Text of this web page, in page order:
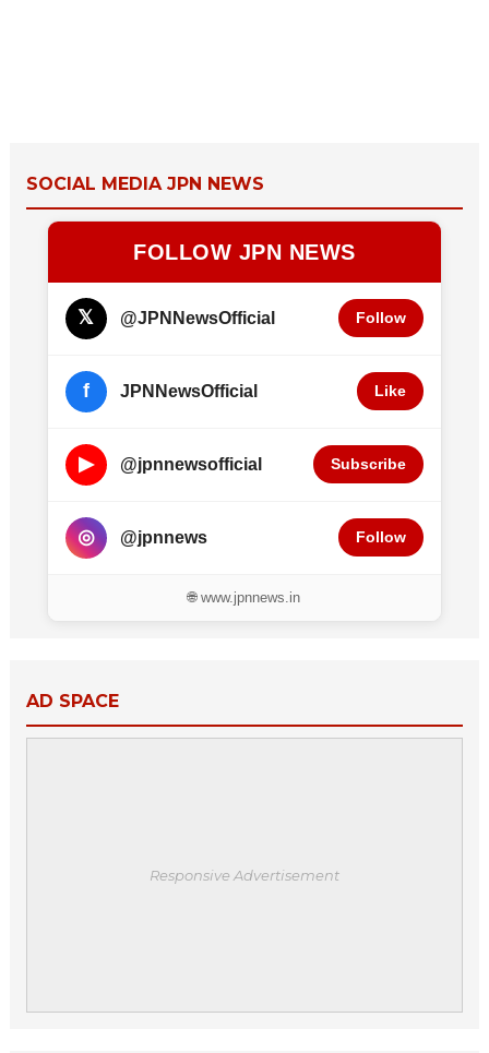
SOCIAL MEDIA JPN NEWS
FOLLOW JPN NEWS
𝕏 @JPNNewsOfficial Follow
f JPNNewsOfficial Like
▶ @jpnnewsofficial Subscribe
◎ @jpnnews Follow
🌐 www.jpnnews.in
AD SPACE
Responsive Advertisement